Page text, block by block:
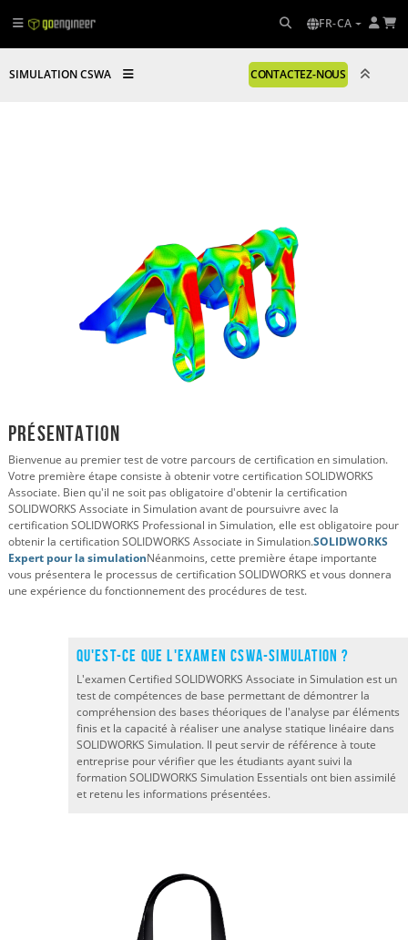
FR-CA
SIMULATION CSWA CONTACTEZ-NOUS
Présentation
Bienvenue au premier test de votre parcours de certification en simulation.
Votre première étape consiste à obtenir votre certification SOLIDWORKS
Associate. Bien qu'il ne soit pas obligatoire d'obtenir la certification
SOLIDWORKS Associate in Simulation avant de poursuivre avec la
certification SOLIDWORKS Professional in Simulation, elle est obligatoire pour
obtenir la certification SOLIDWORKS Associate in Simulation.SOLIDWORKS
Expert pour la simulationNéanmoins, cette première étape importante
vous présentera le processus de certification SOLIDWORKS et vous donnera
une expérience du fonctionnement des procédures de test.
Qu'est-ce que l'examen CSWA-Simulation ?
L'examen Certified SOLIDWORKS Associate in Simulation est un
test de compétences de base permettant de démontrer la
compréhension des bases théoriques de l'analyse par éléments
finis et la capacité à réaliser une analyse statique linéaire dans
SOLIDWORKS Simulation. Il peut servir de référence à toute
entreprise pour vérifier que les étudiants ayant suivi la
formation SOLIDWORKS Simulation Essentials ont bien assimilé
et retenu les informations présentées.